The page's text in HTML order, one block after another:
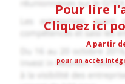
Pour lire
Cliquez ici
A partir
pour un accès